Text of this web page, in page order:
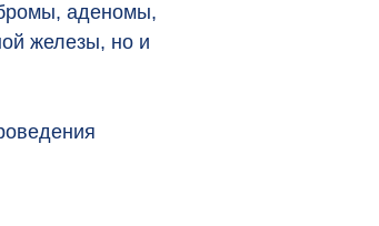
аденомы,
железы, но и